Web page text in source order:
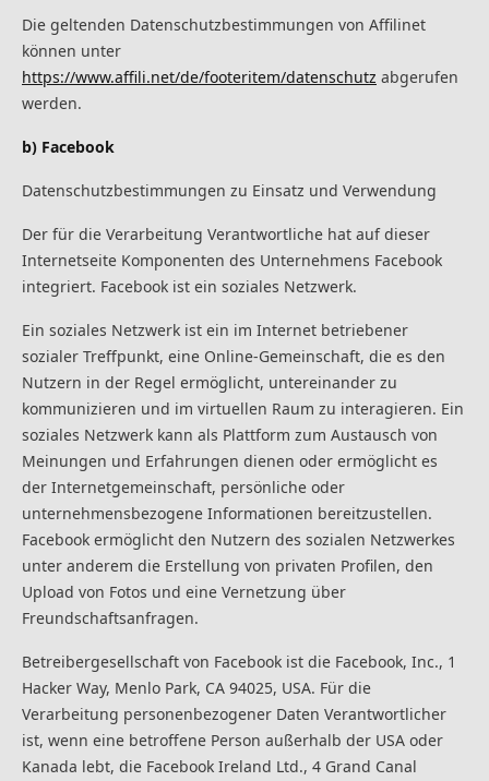
Die geltenden Datenschutzbestimmungen von Affilinet
können unter
https://www.affili.net/de/footeritem/datenschutz abgerufen
werden.
b) Facebook
Datenschutzbestimmungen zu Einsatz und Verwendung
Der für die Verarbeitung Verantwortliche hat auf dieser
Internetseite Komponenten des Unternehmens Facebook
integriert. Facebook ist ein soziales Netzwerk.
Ein soziales Netzwerk ist ein im Internet betriebener
sozialer Treffpunkt, eine Online-Gemeinschaft, die es den
Nutzern in der Regel ermöglicht, untereinander zu
kommunizieren und im virtuellen Raum zu interagieren. Ein
soziales Netzwerk kann als Plattform zum Austausch von
Meinungen und Erfahrungen dienen oder ermöglicht es
der Internetgemeinschaft, persönliche oder
unternehmensbezogene Informationen bereitzustellen.
Facebook ermöglicht den Nutzern des sozialen Netzwerkes
unter anderem die Erstellung von privaten Profilen, den
Upload von Fotos und eine Vernetzung über
Freundschaftsanfragen.
Betreibergesellschaft von Facebook ist die Facebook, Inc., 1
Hacker Way, Menlo Park, CA 94025, USA. Für die
Verarbeitung personenbezogener Daten Verantwortlicher
ist, wenn eine betroffene Person außerhalb der USA oder
Kanada lebt, die Facebook Ireland Ltd., 4 Grand Canal